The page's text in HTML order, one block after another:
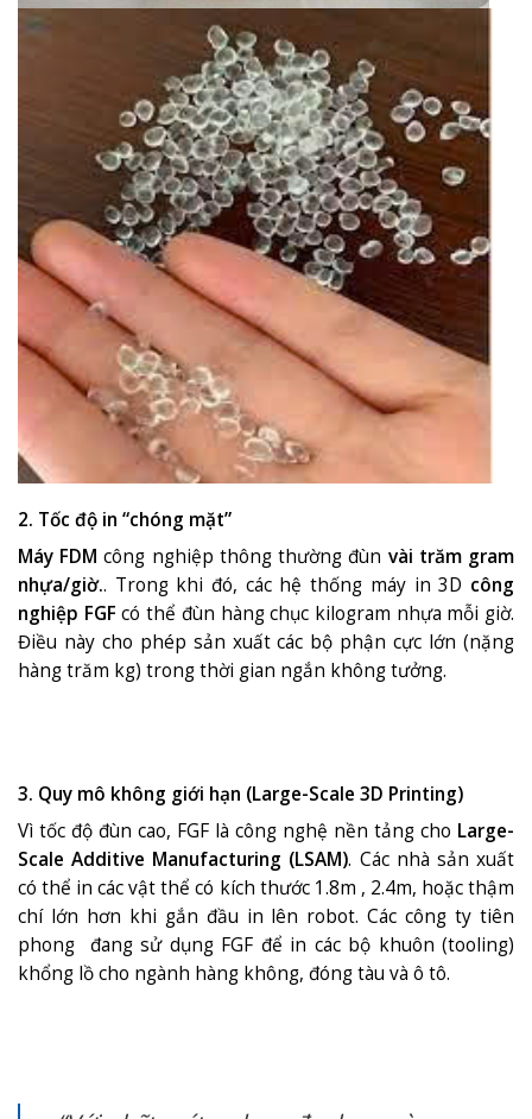
2. Tốc độ in “chóng mặt”
Máy FDM công nghiệp thông thường đùn vài trăm gram
nhựa/giờ.. Trong khi đó, các hệ thống máy in 3D công
nghiệp FGF có thể đùn hàng chục kilogram nhựa mỗi giờ.
Điều này cho phép sản xuất các bộ phận cực lớn (nặng
hàng trăm kg) trong thời gian ngắn không tưởng.
3. Quy mô không giới hạn (Large-Scale 3D Printing)
Vì tốc độ đùn cao, FGF là công nghệ nền tảng cho Large-
Scale Additive Manufacturing (LSAM). Các nhà sản xuất
có thể in các vật thể có kích thước 1.8m , 2.4m, hoặc thậm
chí lớn hơn khi gắn đầu in lên robot. Các công ty tiên
phong đang sử dụng FGF để in các bộ khuôn (tooling)
khổng lồ cho ngành hàng không, đóng tàu và ô tô.